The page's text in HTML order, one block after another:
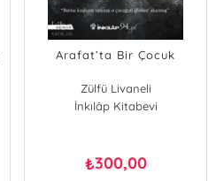
Arafat’ta Bir Çocuk
Zülfü Livaneli
İnkılâp Kitabevi
₺300,00